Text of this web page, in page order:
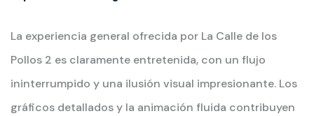
La experiencia general ofrecida por La Calle de los
Pollos 2 es claramente entretenida, con un flujo
ininterrumpido y una ilusión visual impresionante. Los
gráficos detallados y la animación fluida contribuyen